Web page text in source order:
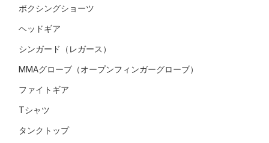
ボクシングショーツ
ヘッドギア
シンガード（レガース）
MMAグローブ（オープンフィンガーグローブ）
ファイトギア
Tシャツ
タンクトップ